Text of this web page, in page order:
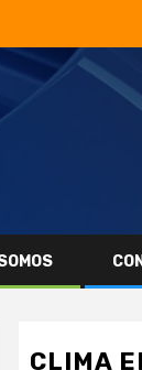
CLIMA